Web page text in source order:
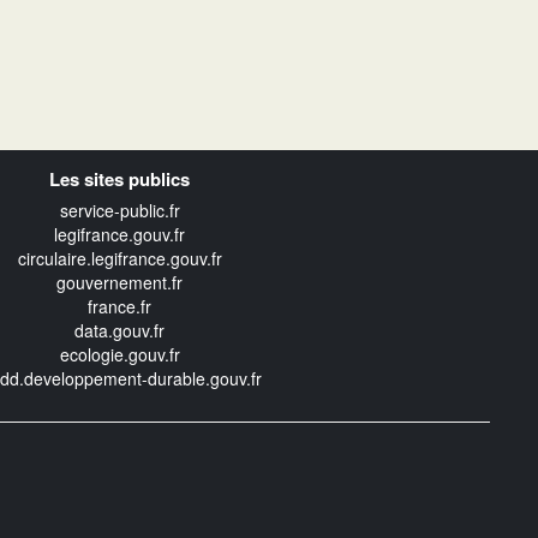
Les sites publics
service-public.fr
legifrance.gouv.fr
circulaire.legifrance.gouv.fr
gouvernement.fr
france.fr
data.gouv.fr
ecologie.gouv.fr
durable.gouv.fr